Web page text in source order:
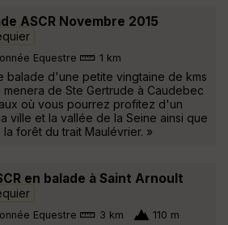
ASCR Novembre 2015
Equestre 1 km
balade d'une petite vingtaine de kms
menera de Ste Gertrude à Caudebec
où vous pourrez profitez d'un
ville et la vallée de la Seine ainsi que
forêt du trait Maulévrier. »
en balade à Saint Arnoult
Equestre 3 km 110 m